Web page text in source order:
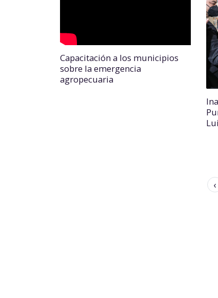
Capacitación a los municipios
sobre la emergencia
agropecuaria
‹